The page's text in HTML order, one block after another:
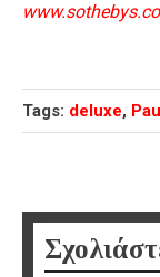
Tags: deluxe,